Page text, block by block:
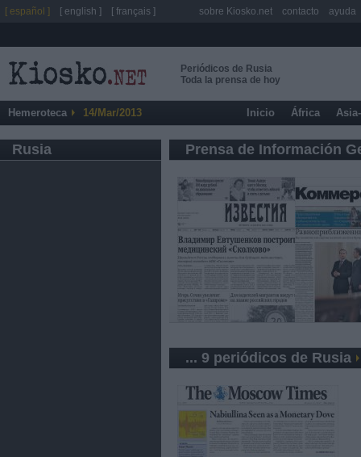
Periódicos de Rusia
Toda la prensa de hoy
Hemeroteca 14/Mar/2013 Inicio África
Rusia Prensa de Información
... 9 periódicos de Rusia
[ español ] [ english ] [ français ] sobre Kiosko.net contacto ayuda